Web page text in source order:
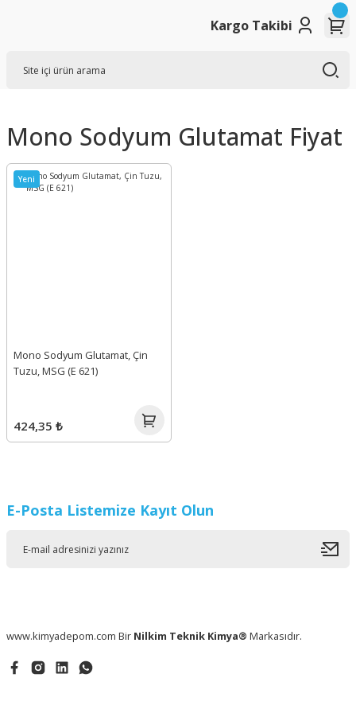
Kargo Takibi
Mono Sodyum Glutamat Fiyat
Yeni
Mono Sodyum Glutamat, Çin
Tuzu, MSG (E 621)
424,35 ₺
E-Posta Listemize Kayıt Olun
www.kimyadepom.com Bir Nilkim Teknik Kimya® Markasıdır.